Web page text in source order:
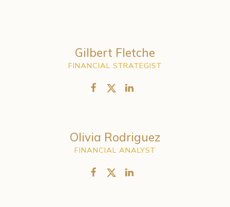
Gilbert Fletche
FINANCIAL STRATEGIST
Olivia Rodriguez
FINANCIAL ANALYST